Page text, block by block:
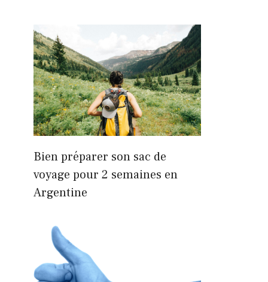
Bien préparer son sac de
voyage pour 2 semaines en
Argentine